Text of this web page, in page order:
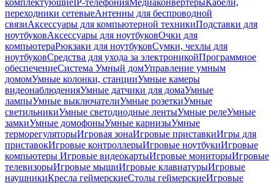
комплектующиеIP-телефонияМедиаконвертерыКабели,
переходники сетевыеАнтенны для беспроводной
связиАксессуары для компьютерной техникиПодставки для
ноутбуковАксессуары для ноутбуковОчки для
компьютераРюкзаки для ноутбуковСумки, чехлы для
ноутбуковСредства для ухода за электроникойПрограммное
обеспечениеСистема Умный домУправление умным
домомУмные колонки, станцииУмные камеры
видеонаблюденияУмные датчики для домаУмные
лампыУмные выключателиУмные розеткиУмные
светильникиУмные светодиодные лентыУмные релеУмные
замкиУмные домофоныУмные карнизыУмные
терморегуляторыИгровая зонаИгровые приставкиИгры для
приставокИгровые контроллерыИгровые ноутбукиИгровые
компьютеры Игровые видеокартыИгровые мониторыИгровые
телевизорыИгровые мышиИгровые клавиатурыИгровые
наушникиКресла геймерскиеСтолы геймерскиеИгровые